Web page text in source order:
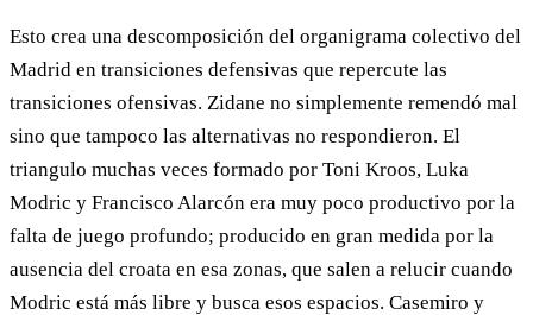
Esto crea una descomposición del organigrama colectivo del
Madrid en transiciones defensivas que repercute las
transiciones ofensivas. Zidane no simplemente remendó mal
sino que tampoco las alternativas no respondieron. El
triangulo muchas veces formado por Toni Kroos, Luka
Modric y Francisco Alarcón era muy poco productivo por la
falta de juego profundo; producido en gran medida por la
ausencia del croata en esa zonas, que salen a relucir cuando
Modric está más libre y busca esos espacios. Casemiro y